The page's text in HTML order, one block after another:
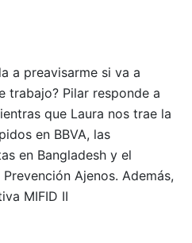
a preavisarme si va a
trabajo? Pilar responde a
que Laura nos trae la
en BBVA, las
en Bangladesh y el
Ajenos. Además,
MIFID II